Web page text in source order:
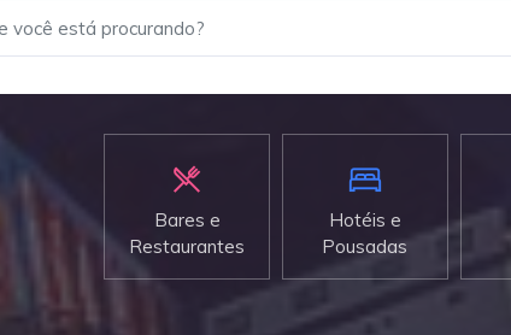
Bares e
Restaurantes
Hotéis e
Pousadas